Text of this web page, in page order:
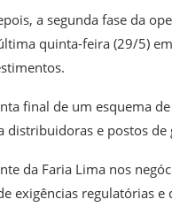
a segunda fase da
quinta-feira (29/5)
final de um esquema
distribuidoras e postos
da Faria Lima nos
exigências regulatórias